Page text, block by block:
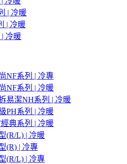
| 冷暖
| 冷暖
| 冷暖
NF系列 | 冷專
NF系列 | 冷暖
易潔NH系列 | 冷暖
PH系列 | 冷暖
典系列 | 冷暖
(R/L) | 冷暖
(R) | 冷專
(R/L) | 冷專